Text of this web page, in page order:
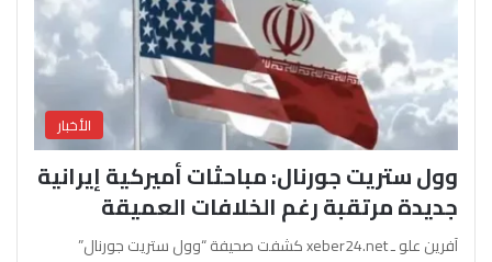
الأخبار
وول ستريت جورنال: مباحثات أميركية إيرانية
جديدة مرتقبة رغم الخلافات العميقة
آفرين علو ـ xeber24.net كشفت صحيفة “وول ستريت جورنال”